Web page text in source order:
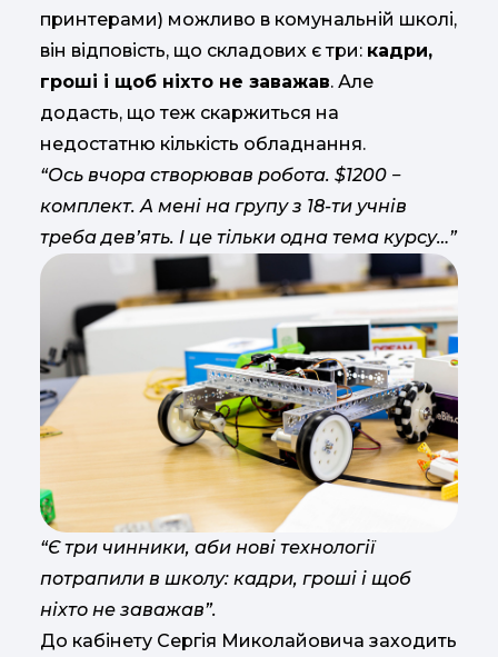
принтерами) можливо в комунальній школі,
він відповість, що складових є три: кадри,
гроші і щоб ніхто не заважав. Але
додасть, що теж скаржиться на
недостатню кількість обладнання.
“Ось вчора створював робота. $1200 ‒
комплект. А мені на групу з 18-ти учнів
треба дев’ять. І це тільки одна тема курсу…”
“Є три чинники, аби нові технології
потрапили в школу: кадри, гроші і щоб
ніхто не заважав”.
До кабінету Сергія Миколайовича заходить